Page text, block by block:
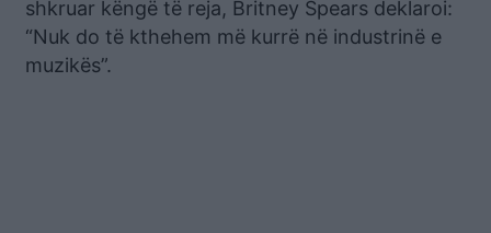
shkruar këngë të reja, Britney Spears deklaroi:
“Nuk do të kthehem më kurrë në industrinë e
muzikës”.